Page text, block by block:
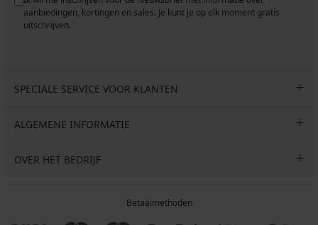
aanbiedingen, kortingen en sales. Je kunt je op elk moment gratis
uitschrijven.
SPECIALE SERVICE VOOR KLANTEN
ALGEMENE INFORMATIE
OVER HET BEDRIJF
Betaalmethoden